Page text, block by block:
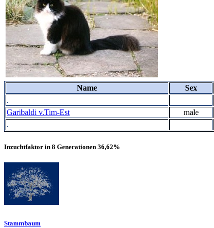
Name Sex
.
Garibaldi v.Tim-Est
male
.
Inzuchtfaktor in 8 Generationen 36,62%
Stammbaum